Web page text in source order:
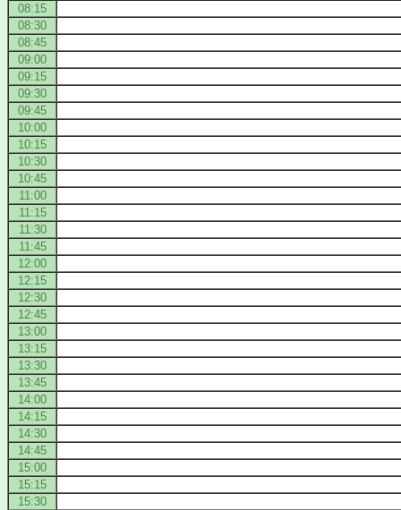
08:15
08:30
08:45
09:00
09:15
09:30
09:45
10:00
10:15
10:30
10:45
11:00
11:15
11:30
11:45
12:00
12:15
12:30
12:45
13:00
13:15
13:30
13:45
14:00
14:15
14:30
14:45
15:00
15:15
15:30